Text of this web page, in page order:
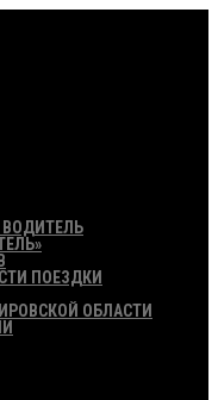
ВОДИТЕЛЬ
ПОЕЗДКИ
ОБЛАСТИ